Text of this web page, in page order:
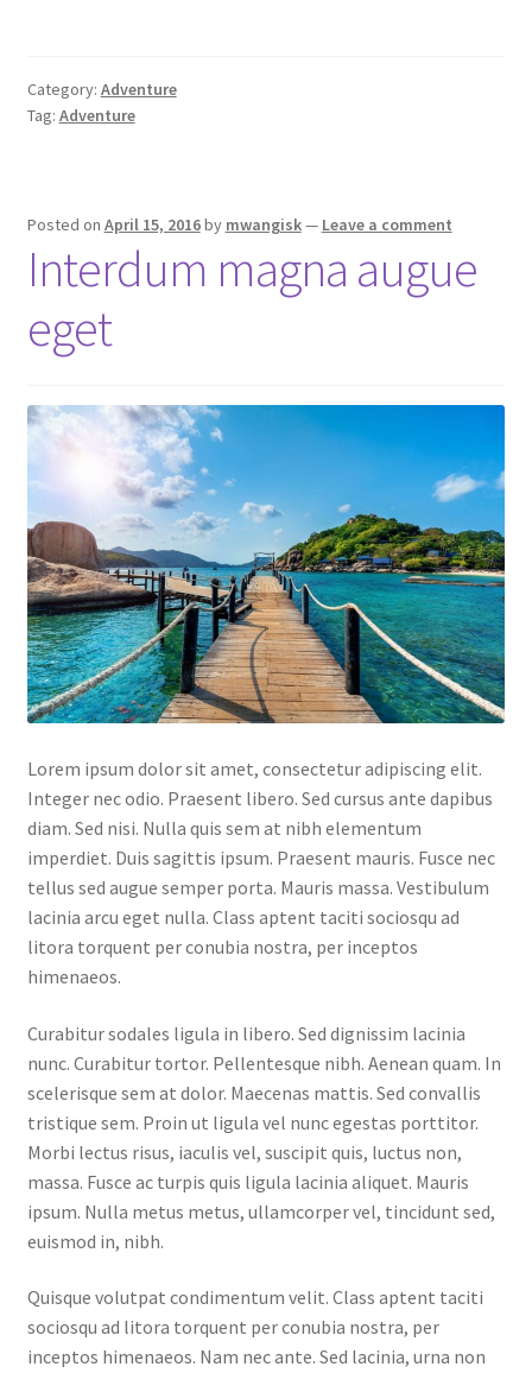
Category: Adventure
Tag: Adventure
Posted on April 15, 2016by mwangisk— Leave a comment
Interdum magna augue
eget
Lorem ipsum dolor sit amet, consectetur adipiscing elit.
Integer nec odio. Praesent libero. Sed cursus ante dapibus
diam. Sed nisi. Nulla quis sem at nibh elementum
imperdiet. Duis sagittis ipsum. Praesent mauris. Fusce nec
tellus sed augue semper porta. Mauris massa. Vestibulum
lacinia arcu eget nulla. Class aptent taciti sociosqu ad
litora torquent per conubia nostra, per inceptos
himenaeos.
Curabitur sodales ligula in libero. Sed dignissim lacinia
nunc. Curabitur tortor. Pellentesque nibh. Aenean quam. In
scelerisque sem at dolor. Maecenas mattis. Sed convallis
tristique sem. Proin ut ligula vel nunc egestas porttitor.
Morbi lectus risus, iaculis vel, suscipit quis, luctus non,
massa. Fusce ac turpis quis ligula lacinia aliquet. Mauris
ipsum. Nulla metus metus, ullamcorper vel, tincidunt sed,
euismod in, nibh.
Quisque volutpat condimentum velit. Class aptent taciti
sociosqu ad litora torquent per conubia nostra, per
inceptos himenaeos. Nam nec ante. Sed lacinia, urna non